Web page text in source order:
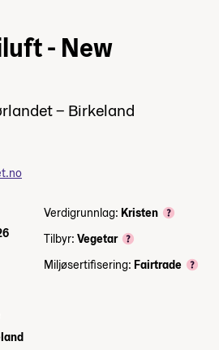
- New
– Birkeland
Verdigrunnlag: Kristen
Tilbyr: Vegetar
Miljøsertifisering: Fairtrade